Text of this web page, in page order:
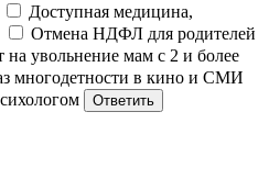
Доступная медицина,
Отмена НДФЛ для родителей
на увольнение мам с 2 и более
многодетности в кино и СМИ